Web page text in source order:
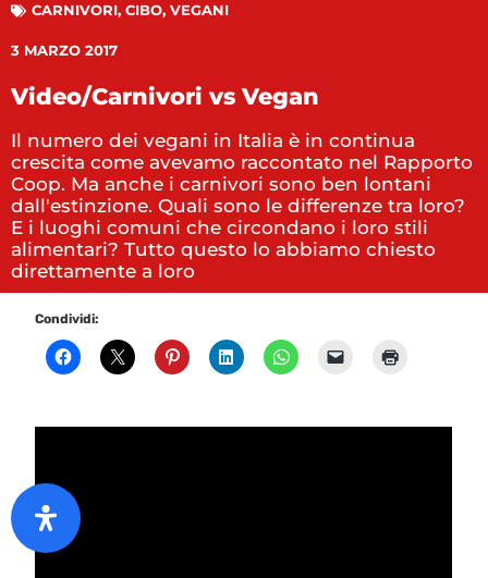
CARNIVORI, CIBO, VEGANI
3 MARZO 2017
Video/Carnivori vs Vegan
Il numero dei vegani in Italia è in continua
crescita come avevamo raccontato nel Rapporto
Coop. Ma anche i carnivori sono ben lontani
dall'estinzione. Quali sono le differenze tra loro?
E i luoghi comuni che circondano i loro stili
alimentari? Tutto questo lo abbiamo chiesto
direttamente a loro
Condividi: